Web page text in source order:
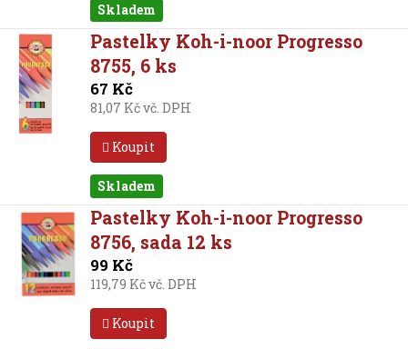
Skladem
Pastelky Koh-i-noor Progresso
8755, 6 ks
67 Kč
81,07 Kč vč. DPH
Koupit
Skladem
Pastelky Koh-i-noor Progresso
8756, sada 12 ks
99 Kč
119,79 Kč vč. DPH
Koupit